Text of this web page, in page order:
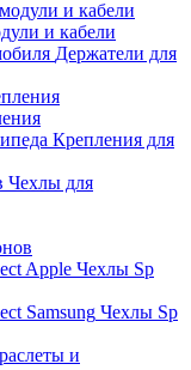
и кабели
Держатели для
Крепления для
Чехлы для
Чехлы Sp
Чехлы Sp
и